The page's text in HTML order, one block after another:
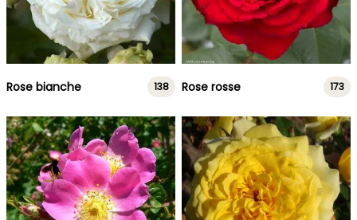
Rose bianche 138 Rose rosse 173